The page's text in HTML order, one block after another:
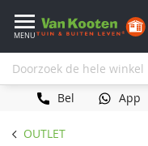
MENU
Bel App
OUTLET